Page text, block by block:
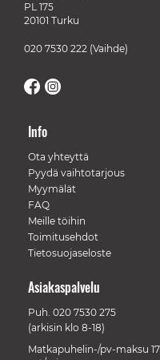
PL 175
20101 Turku
020 7530 222 (Vaihde)
Info
Ota yhteyttä
Pyydä vaihtotarjous
Myymälät
FAQ
Meille töihin
Toimitusehdot
Tietosuojaseloste
Asiakaspalvelu
Puh. 020 7530 275
(arkisin klo 8-18)
Matkapuhelin-/pv-maksu 17